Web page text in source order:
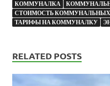
КОММУНАЛКА
СТОИМОСТЬ
ТАРИФЫ НА КОММУНАЛКУ
RELATED POSTS